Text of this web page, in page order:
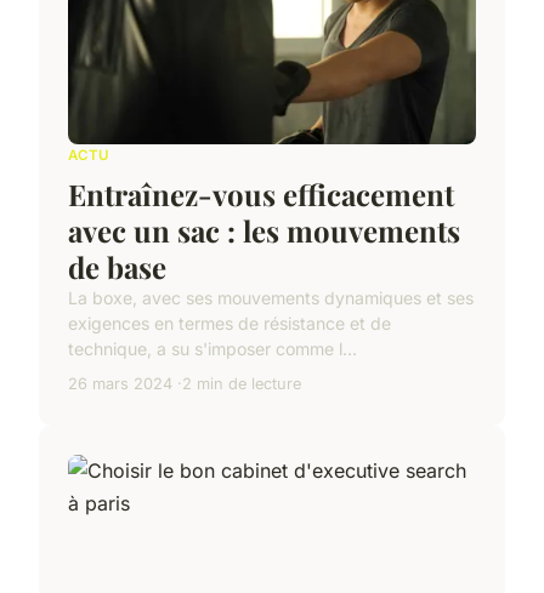
ACTU
Entraînez-vous efficacement
avec un sac : les mouvements
de base
La boxe, avec ses mouvements dynamiques et ses
exigences en termes de résistance et de
technique, a su s'imposer comme l...
26 mars 2024 2 min de lecture